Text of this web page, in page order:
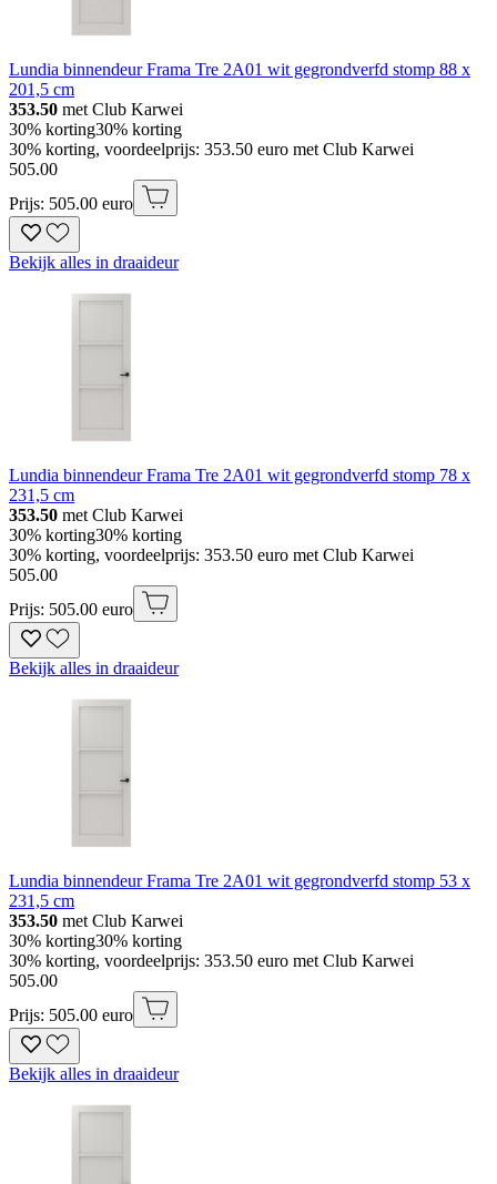
Lundia binnendeur Frama Tre 2A01 wit gegrondverfd stomp 88 x
201,5 cm
353.50 met Club Karwei
30% korting30% korting
30% korting, voordeelprijs: 353.50 euro met Club Karwei
505.00
Prijs: 505.00 euro
Bekijk alles in draaideur
Lundia binnendeur Frama Tre 2A01 wit gegrondverfd stomp 78 x
231,5 cm
353.50 met Club Karwei
30% korting30% korting
30% korting, voordeelprijs: 353.50 euro met Club Karwei
505.00
Prijs: 505.00 euro
Bekijk alles in draaideur
Lundia binnendeur Frama Tre 2A01 wit gegrondverfd stomp 53 x
231,5 cm
353.50 met Club Karwei
30% korting30% korting
30% korting, voordeelprijs: 353.50 euro met Club Karwei
505.00
Prijs: 505.00 euro
Bekijk alles in draaideur